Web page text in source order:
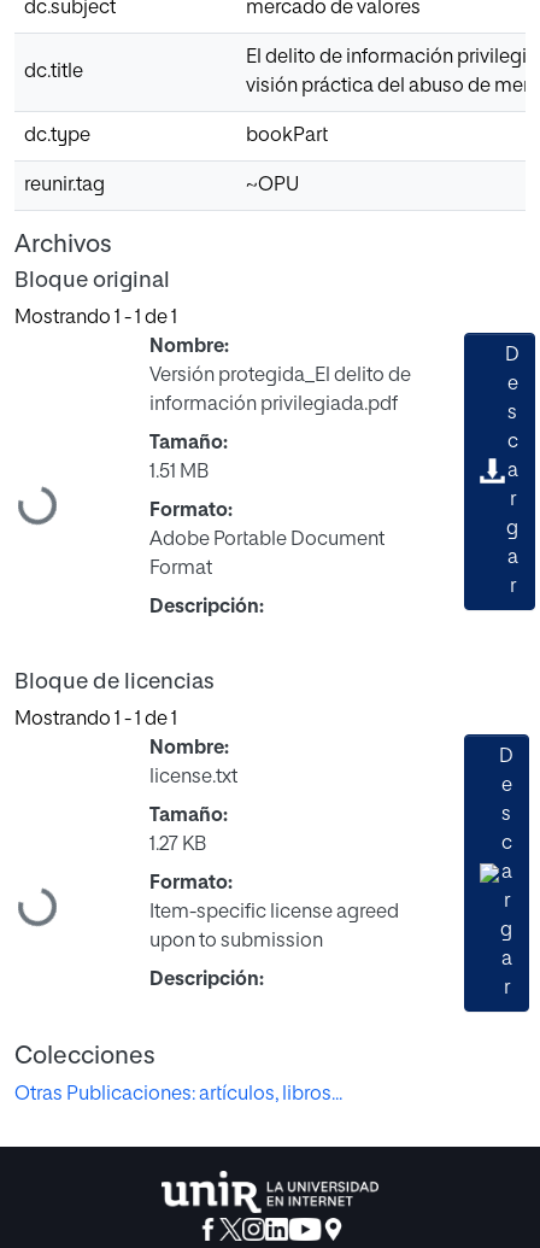
dc.subject mercado de valores
dc.title
El delito de información
visión práctica del abuso de
dc.type bookPart
reunir.tag ~OPU
Archivos
Bloque original
Mostrando 1 - 1 de 1
Cargando...
Nombre:
Versión protegida_El delito de
información privilegiada.pdf
Tamaño:
1.51 MB
Formato:
Adobe Portable Document
Format
Descripción:
D
e
s
c
a
r
g
a
r
Bloque de licencias
Mostrando 1 - 1 de 1
Cargando...
Nombre:
license.txt
Tamaño:
1.27 KB
Formato:
Item-specific license agreed
upon to submission
Descripción:
D
e
s
c
a
r
g
a
r
Colecciones
Otras Publicaciones: artículos, libros...